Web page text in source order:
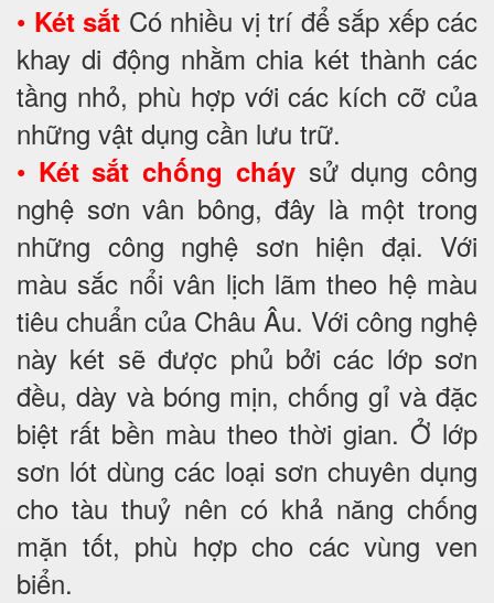
• Két sắt Có nhiều vị trí để sắp xếp các
khay di động nhằm chia két thành các
tầng nhỏ, phù hợp với các kích cỡ của
những vật dụng cần lưu trữ.
• Két sắt chống cháysử dụng công
nghệ sơn vân bông, đây là một trong
những công nghệ sơn hiện đại. Với
màu sắc nổi vân lịch lãm theo hệ màu
tiêu chuẩn của Châu Âu. Với công nghệ
này két sẽ được phủ bởi các lớp sơn
đều, dày và bóng mịn, chống gỉ và đặc
biệt rất bền màu theo thời gian. Ở lớp
sơn lót dùng các loại sơn chuyên dụng
cho tàu thuỷ nên có khả năng chống
mặn tốt, phù hợp cho các vùng ven
biển.